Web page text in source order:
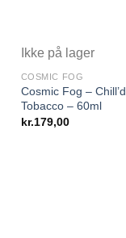
Ikke på lager
COSMIC FOG
Cosmic Fog – Chill’d
Tobacco – 60ml
kr.179,00